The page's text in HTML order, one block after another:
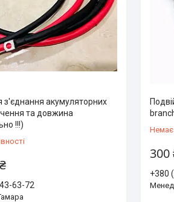
з'єднання акумуляторних
та довжина
!!!)
63-72
Немає
300
+380